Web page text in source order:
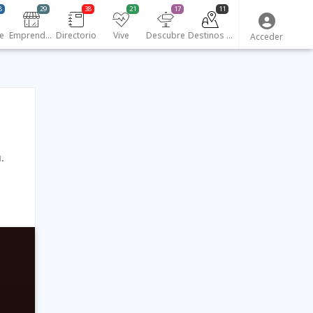
Emprendedores
29
Directorio
38
Vive
21
Descubre
17
Destinos turísticos
11
Acceder